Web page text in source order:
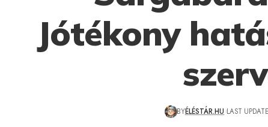
Jótékony
BYÉLÉSTÁR.HU LAST